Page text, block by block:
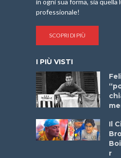
professionale!
SCOPRI DI PIÙ
I PIÙ VISTI
Il
r